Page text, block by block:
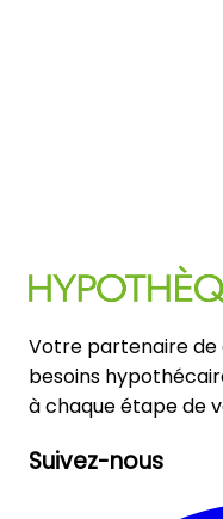
Votre partenaire de
besoins
à chaque étape de
Suivez-nous